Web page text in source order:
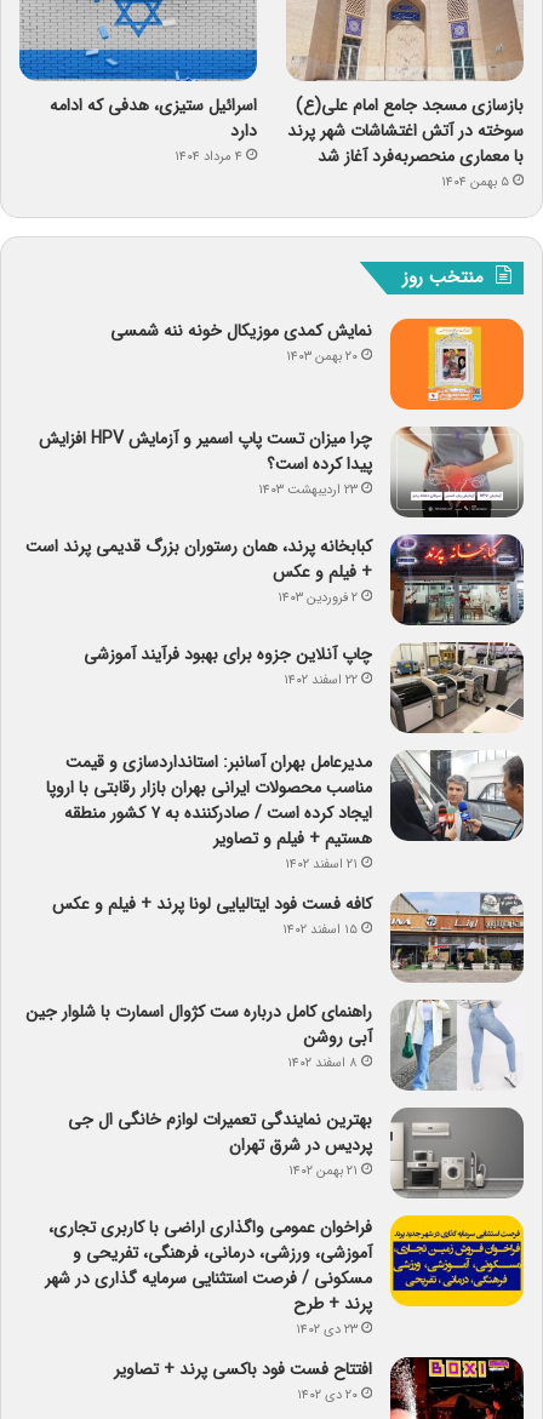
بازسازی مسجد جامع امام علی(ع)
سوخته در آتش اغتشاشات شهر پرند
با معماری منحصربه‌فرد آغاز شد
۵ بهمن ۱۴۰۴
اسرائیل ستیزی، هدفی که ادامه
دارد
۴ مرداد ۱۴۰۴
منتخب روز
نمایش کمدی موزیکال خونه ننه شمسی
۲۰ بهمن ۱۴۰۳
چرا میزان تست پاپ اسمیر و آزمایش HPV افزایش
پیدا کرده است؟
۲۳ اردیبهشت ۱۴۰۳
کبابخانه پرند، همان رستوران بزرگ قدیمی پرند است
+ فیلم و عکس
۲ فروردین ۱۴۰۳
چاپ آنلاین جزوه برای بهبود فرآیند آموزشی
۲۲ اسفند ۱۴۰۲
مدیرعامل بهران آسانبر: استانداردسازی و قیمت
مناسب محصولات ایرانی بهران بازار رقابتی با اروپا
ایجاد کرده است / صادرکننده به ۷ کشور منطقه
هستیم + فیلم و تصاویر
۲۱ اسفند ۱۴۰۲
کافه فست فود ایتالیایی لونا پرند + فیلم و عکس
۱۵ اسفند ۱۴۰۲
راهنمای کامل درباره ست کژوال اسمارت با شلوار جین
آبی روشن
۸ اسفند ۱۴۰۲
بهترین نمایندگی تعمیرات لوازم خانگی ال جی
پردیس در شرق تهران
۲۱ بهمن ۱۴۰۲
فراخوان عمومی واگذاری اراضی با کاربری تجاری،
آموزشی، ورزشی، درمانی، فرهنگی، تفریحی و
مسکونی / فرصت استثنایی سرمایه گذاری در شهر
پرند + طرح
۲۳ دی ۱۴۰۲
افتتاح فست فود باکسی پرند + تصاویر
۲۰ دی ۱۴۰۲